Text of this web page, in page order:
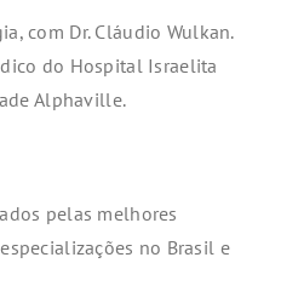
com Dr. Cláudio Wulkan.
do Hospital Israelita
Alphaville.
pelas melhores
no Brasil e